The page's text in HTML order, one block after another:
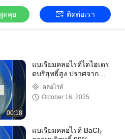
ดคุย ติดต่อเรา
00:18
แบเรียมคลอไรด์ไดไฮเดร
ตบริสุทธิ์สูง ปราศจากน้ำ
สำหรับการผลิตสารเคมี
การวิเคราะห์ในห้อง
ปฏิบัติการ และการบำบัด
คลอไรด์
October 16, 2025
แบเรียมคลอไรด์ BaCl₂